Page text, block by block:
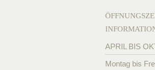
APRIL BIS
Montag bis